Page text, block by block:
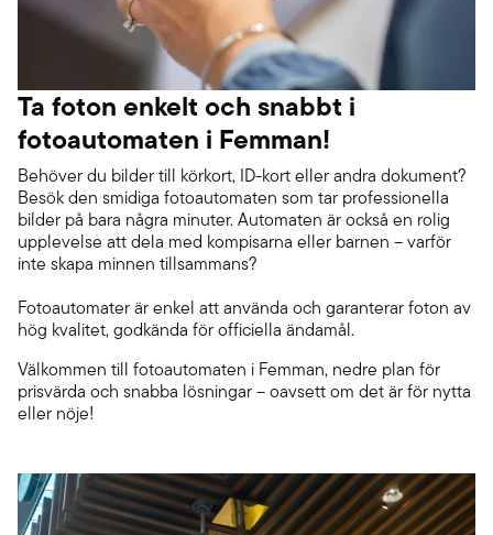
Ta foton enkelt och snabbt i
fotoautomaten i Femman!
Behöver du bilder till körkort, ID-kort eller andra dokument?
Besök den smidiga fotoautomaten som tar professionella
bilder på bara några minuter. Automaten är också en rolig
upplevelse att dela med kompisarna eller barnen – varför
inte skapa minnen tillsammans?
Fotoautomater är enkel att använda och garanterar foton av
hög kvalitet, godkända för officiella ändamål.
Välkommen till fotoautomaten i Femman, nedre plan för
prisvärda och snabba lösningar – oavsett om det är för nytta
eller nöje!